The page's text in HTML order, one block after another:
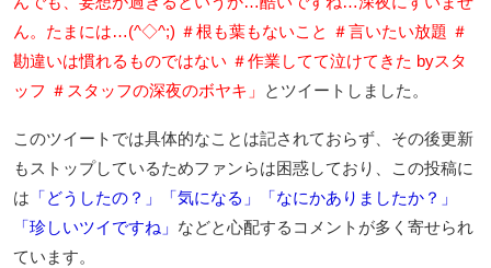
ん。たまには…(^◇^;) ＃根も葉もないこと ＃言いたい放題 ＃
勘違いは慣れるものではない ＃作業してて泣けてきた byスタ
ッフ ＃スタッフの深夜のボヤキ」
とツイートしました。
このツイートでは具体的なことは記されておらず、その後更新
もストップしているためファンらは困惑しており、この投稿に
は 「どうしたの？」「気になる」「なにかありましたか？」
「珍しいツイですね」 などと心配するコメントが多く寄せられ
ています。